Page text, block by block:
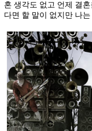
혼 생각도 없고 언제 결
다면 할 말이 없지만 나